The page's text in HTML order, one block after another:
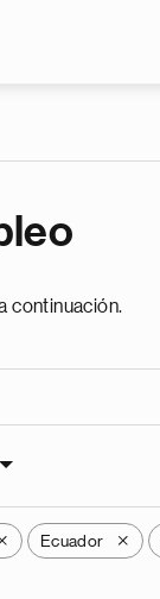
continuación.
Ecuador X